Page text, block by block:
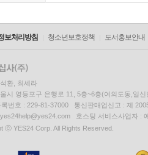
보처리방침 청소년보호정책 도서홍보안내
환, 최세라
시 영등포구 은행로 11, 5층~6층(여의도동,일신
록번호 : 229-81-37000 통신판매업신고 : 제
호스팅 서비스사업자 :
ⓒ YES24 Corp. All Rights Reserved.